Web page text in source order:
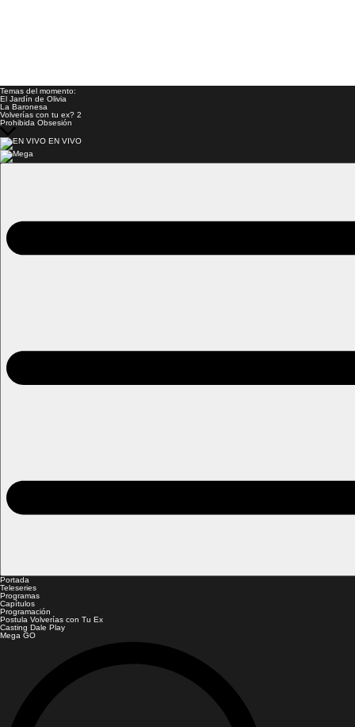
Temas del momento:
El Jardín de Olivia
La Baronesa
Volverías con tu ex? 2
Prohibida Obsesión
EN VIVO
Portada
Teleseries
Programas
Capítulos
Programación
Postula Volverías con Tu Ex
Casting Dale Play
Mega GO